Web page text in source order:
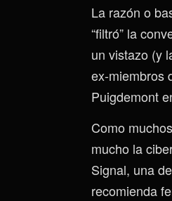
La razón o
“filtró” la
un vistazo (y
ex-miembros
Puigdemont
Como
mucho la
Signal, una
recomienda